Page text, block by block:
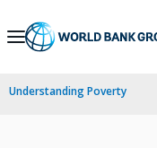
Skip
Navigation
Understanding Poverty